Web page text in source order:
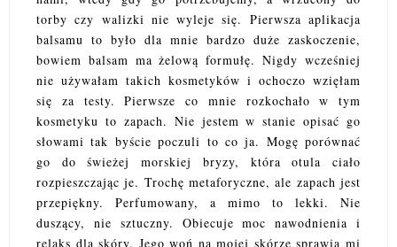
torby czy walizki nie wyleje się. Pierwsza aplikacja
balsamu to było dla mnie bardzo duże zaskoczenie,
bowiem balsam ma żelową formułę. Nigdy wcześniej
nie używałam takich kosmetyków i ochoczo wzięłam
się za testy. Pierwsze co mnie rozkochało w tym
kosmetyku to zapach. Nie jestem w stanie opisać go
słowami tak byście poczuli to co ja. Mogę porównać
go do świeżej morskiej bryzy, która otula ciało
rozpieszczając je. Trochę metaforyczne, ale zapach jest
przepiękny. Perfumowany, a mimo to lekki. Nie
duszący, nie sztuczny. Obiecuje moc nawodnienia i
relaks dla skóry. Jego woń na mojej skórze sprawia mi